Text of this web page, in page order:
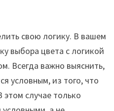
свою логику. В вашем
выбора цвета с логикой
Всегда важно выяснить,
условным, из того, что
случае только